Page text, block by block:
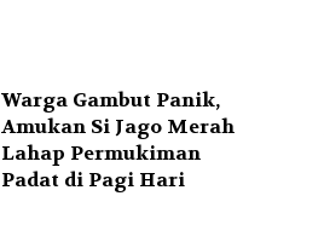
Warga Gambut Panik,
Amukan Si Jago Merah
Lahap Permukiman
Padat di Pagi Hari